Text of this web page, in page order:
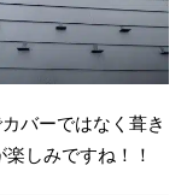
バーではなく葺き
しみですね！！